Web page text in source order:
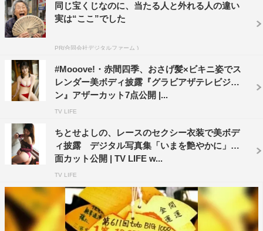
同じ宝くじなのに、当たる人と外れる人の違い
実は“ここ”でした
PR(合同会社デジタルファーム )
#Mooove!・赤間四季、おさげ髪×ビキニ姿でス
レンダー美ボディ披露『グラビアザテレビジョ
ン』アザーカット7点公開 |...
TV LIFE
ちとせよしの、レースのセクシー衣装で美ボデ
ィ披露 デジタル写真集「いまを艶やかに」誌
面カット公開 | TV LIFE w...
TV LIFE